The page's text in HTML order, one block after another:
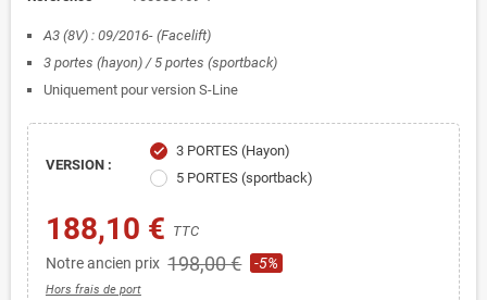
A3 (8V) : 09/2016- (Facelift)
3 portes (hayon) / 5 portes (sportback)
Uniquement pour version S-Line
VERSION :
check
3 PORTES (Hayon)
5 PORTES (sportback)
188,10 € TTC
Notre ancien prix 198,00 € -5%
Hors frais de port